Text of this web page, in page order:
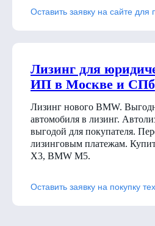
Оставить заявку на сайте для
Лизинг для
ИП в Москве и СПб
Лизинг нового BMW.
автомобиля в лизинг.
выгодой для покупателя.
лизинговым платежам.
X3, BMW M5.
Оставить заявку на покупку